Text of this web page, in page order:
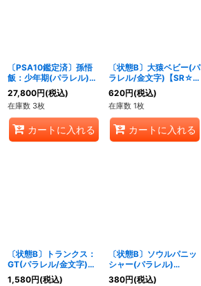
〔PSA10鑑定済〕孫悟
飯：少年期(パラレル)
【SR☆】{FB08-106}
27,800円(税込)
在庫数 3枚
カートに入れる
〔状態B〕大猿ベビー(パ
ラレル/金文字)【SR☆】
{FB04-104}
620円(税込)
在庫数 1枚
カートに入れる
〔状態B〕トランクス：
GT(パラレル/金文字)
【SR☆】{FB04-114}
1,580円(税込)
〔状態B〕ソウルパニッ
シャー(パラレル)
【UC☆】{FB05-116}
380円(税込)